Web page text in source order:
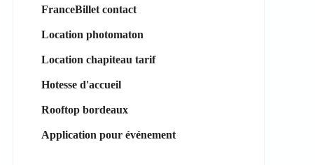
FranceBillet contact
Location photomaton
Location chapiteau tarif
Hotesse d'accueil
Rooftop bordeaux
Application pour événement